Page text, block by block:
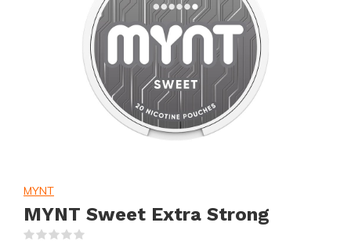
MYNT
MYNT Sweet Extra Strong